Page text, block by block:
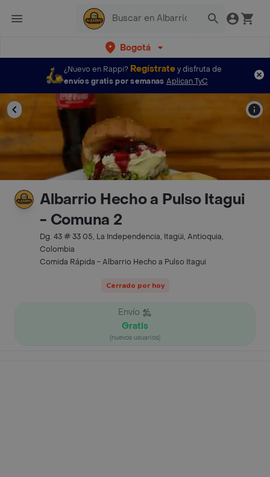
Bogotá
¿Nuevo en Rappi? Regístratey disfruta de
envíos gratis por semanas Aplican TyC
Albarrio Hecho a Pulso Itagui
- Comuna 2
Dg. 43 # 33 05, La Independencia, Itagüi, Antioquia,
Colombia
Comida Rápida - Albarrio Hecho a Pulso Itagui
Cerrado por hoy
Envío
Gratis
(nuevos usuarios)